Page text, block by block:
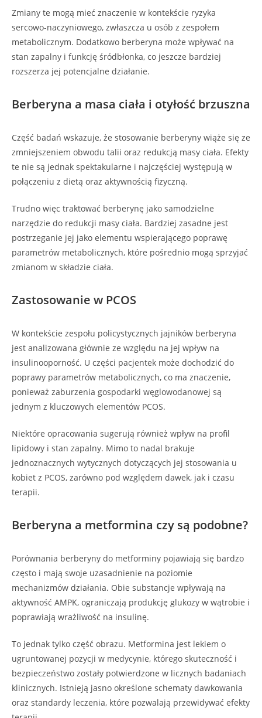
Zmiany te mogą mieć znaczenie w kontekście ryzyka
sercowo-naczyniowego, zwłaszcza u osób z zespołem
metabolicznym. Dodatkowo berberyna może wpływać na
stan zapalny i funkcję śródbłonka, co jeszcze bardziej
rozszerza jej potencjalne działanie.
Berberyna a masa ciała i otyłość brzuszna
Część badań wskazuje, że stosowanie berberyny wiąże się ze
zmniejszeniem obwodu talii oraz redukcją masy ciała. Efekty
te nie są jednak spektakularne i najczęściej występują w
połączeniu z dietą oraz aktywnością fizyczną.
Trudno więc traktować berberynę jako samodzielne
narzędzie do redukcji masy ciała. Bardziej zasadne jest
postrzeganie jej jako elementu wspierającego poprawę
parametrów metabolicznych, które pośrednio mogą sprzyjać
zmianom w składzie ciała.
Zastosowanie w PCOS
W kontekście zespołu policystycznych jajników berberyna
jest analizowana głównie ze względu na jej wpływ na
insulinooporność. U części pacjentek może dochodzić do
poprawy parametrów metabolicznych, co ma znaczenie,
ponieważ zaburzenia gospodarki węglowodanowej są
jednym z kluczowych elementów PCOS.
Niektóre opracowania sugerują również wpływ na profil
lipidowy i stan zapalny. Mimo to nadal brakuje
jednoznacznych wytycznych dotyczących jej stosowania u
kobiet z PCOS, zarówno pod względem dawek, jak i czasu
terapii.
Berberyna a metformina czy są podobne?
Porównania berberyny do metforminy pojawiają się bardzo
często i mają swoje uzasadnienie na poziomie
mechanizmów działania. Obie substancje wpływają na
aktywność AMPK, ograniczają produkcję glukozy w wątrobie i
poprawiają wrażliwość na insulinę.
To jednak tylko część obrazu. Metformina jest lekiem o
ugruntowanej pozycji w medycynie, którego skuteczność i
bezpieczeństwo zostały potwierdzone w licznych badaniach
klinicznych. Istnieją jasno określone schematy dawkowania
oraz standardy leczenia, które pozwalają przewidywać efekty